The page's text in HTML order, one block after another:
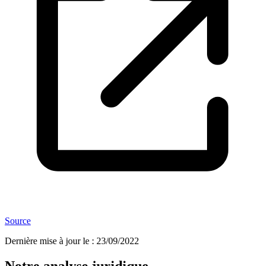
Source
Dernière mise à jour le : 23/09/2022